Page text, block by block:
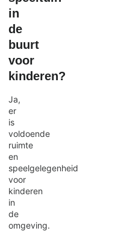
in
de
buurt
voor
kinderen?
Ja,
er
is
voldoende
ruimte
en
speelgelegenheid
voor
kinderen
in
de
omgeving.